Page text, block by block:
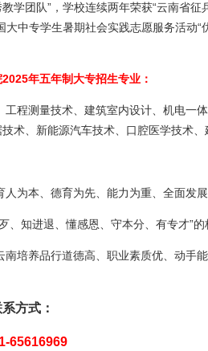
学团队”，学校连续两年荣获“云南省
大中专学生暑期社会实践志愿服务活动
年五年制大专招生专业：
程测量技术、建筑室内设计、机电一
术、新能源汽车技术、口腔医学技术、
为本、德育为先、能力为重、全面发展
知进退、懂感恩、守本分、有专才”的
培养品行道德高、职业素质优、动手
方式：
65616969